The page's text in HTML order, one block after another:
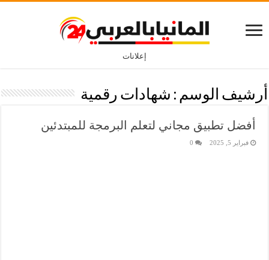
إعلانات
أرشيف الوسم : شهادات رقمية
أفضل تطبيق مجاني لتعلم البرمجة للمبتدئين
فبراير 5, 2025 0